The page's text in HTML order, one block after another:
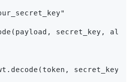
secret_key,
secret_key,